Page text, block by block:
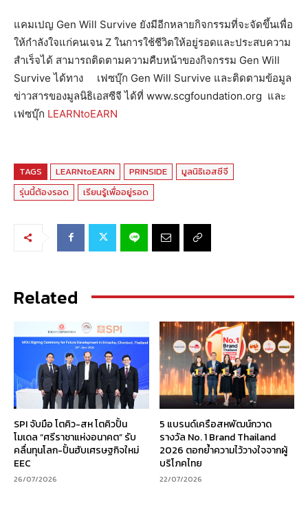
แคมเปญ Gen Will Survive ยังมีอีกหลายกิจกรรมที่จะจัดขึ้นเพื่อ
ให้กำลังใจแก่คนเจน Z ในการใช้ชีวิตให้อยู่รอดและประสบความ
สำเร็จได้ สามารถติดตามความคืบหน้าของกิจกรรม Gen Will
Survive ได้ทาง เฟซบุ๊ก Gen Will Survive และติดตามข้อมูล
ข่าวสารของมูลนิธิเอสซีจี ได้ที่ www.scgfoundation.org และ
เฟซบุ๊ก LEARNtoEARN
TAGS LEARNtoEARN PRINSIDE
มูลนิธิเอสซีจี
รุ่นนี้ต้องรอด
เรียนรู้เพื่ออยู่รอด
Related
SPI จับมือ โตคิว-สห โตคิวปั้น
โมเดล “ศรีราชาแห่งอนาคต” รับ
คลื่นทุนโลก-ปั้นฮับเศรษฐกิจใหม่
EEC
26/07/2026
5 แบรนด์เครือสหพัฒน์กวาด
รางวัล No. 1 Brand Thailand
2026 ตอกย้ำความไว้วางใจจากผู้
บริโภคไทย
22/07/2026